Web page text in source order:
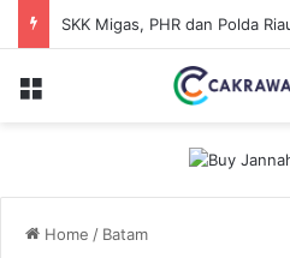
Menu
Home / Batam